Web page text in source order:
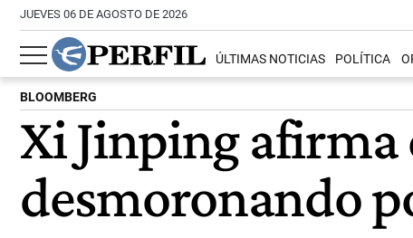
JUEVES 06 DE AGOSTO DE 2026
ÚLTIMAS NOTICIAS POLÍTICA
BLOOMBERG
Xi Jinping afirma
desmoronando